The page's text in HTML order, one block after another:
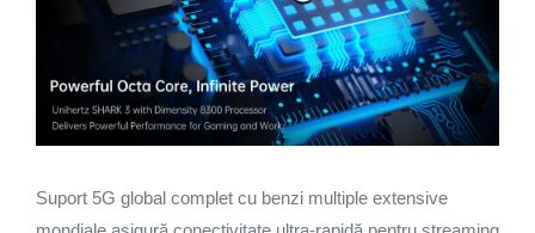
Suport 5G global complet cu benzi multiple extensive